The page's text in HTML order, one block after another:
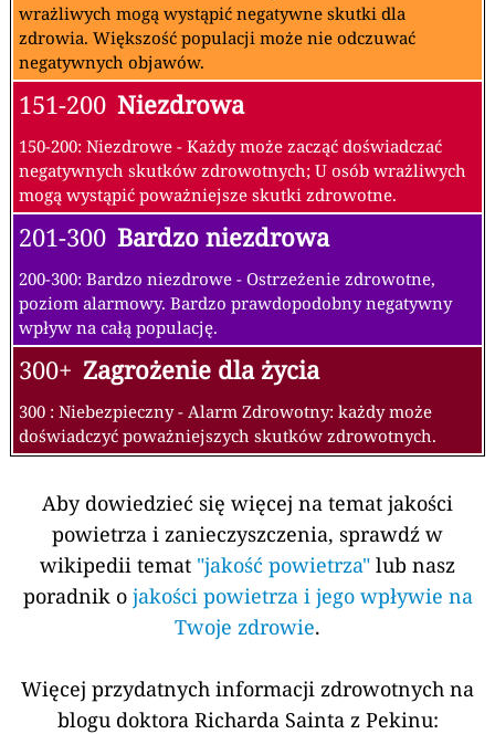
wrażliwych mogą wystąpić negatywne skutki dla
zdrowia. Większość populacji może nie odczuwać
negatywnych objawów.
151-200 Niezdrowa
150-200: Niezdrowe - Każdy może zacząć doświadczać
negatywnych skutków zdrowotnych; U osób wrażliwych
mogą wystąpić poważniejsze skutki zdrowotne.
201-300 Bardzo niezdrowa
200-300: Bardzo niezdrowe - Ostrzeżenie zdrowotne,
poziom alarmowy. Bardzo prawdopodobny negatywny
wpływ na całą populację.
300+ Zagrożenie dla życia
300 : Niebezpieczny - Alarm Zdrowotny: każdy może
doświadczyć poważniejszych skutków zdrowotnych.
Aby dowiedzieć się więcej na temat jakości
powietrza i zanieczyszczenia, sprawdź w
wikipedii temat "jakość powietrza" lub nasz
poradnik o jakości powietrza i jego wpływie na
Twoje zdrowie.
Więcej przydatnych informacji zdrowotnych na
blogu doktora Richarda Sainta z Pekinu: